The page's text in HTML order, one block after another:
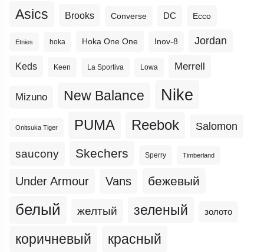
Asics Brooks Converse DC Ecco
Etnies hoka Hoka One One Inov-8 Jordan
Keds Keen La Sportiva Lowa Merrell
Mizuno New Balance Nike
Onitsuka Tiger PUMA Reebok Salomon
saucony Skechers Sperry Timberland
Under Armour Vans бежевый
белый желтый зеленый золото
коричневый красный